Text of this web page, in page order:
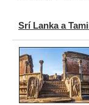
Srí Lanka a